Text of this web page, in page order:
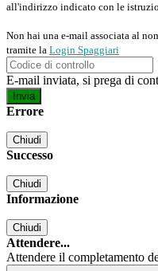
all'indirizzo indicato con le
Non hai una e-mail associata al
tramite la Login Spaggiari
E-mail inviata, si prega di
Errore
Chiudi
Successo
Chiudi
Informazione
Chiudi
Attendere...
Attendere il completamento